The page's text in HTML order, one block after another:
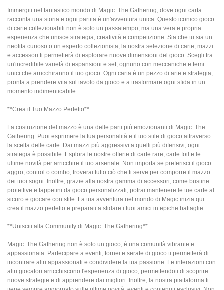
Immergiti nel fantastico mondo di Magic: The Gathering, dove ogni carta
racconta una storia e ogni partita è un'avventura unica. Questo iconico gioco
di carte collezionabili non è solo un passatempo, ma una vera e propria
esperienza che unisce strategia, creatività e competizione. Sia che tu sia un
neofita curioso o un esperto collezionista, la nostra selezione di carte, mazzi
e accessori ti permetterà di esplorare nuove dimensioni del gioco. Scegli tra
un'incredibile varietà di espansioni e set, ognuno con meccaniche e temi
unici che arricchiranno il tuo gioco. Ogni carta è un pezzo di arte e strategia,
pronta a prendere vita sul tavolo da gioco e a trasformare ogni sfida in un
momento indimenticabile.
**Crea il Tuo Mazzo Perfetto**
La costruzione del mazzo è una delle parti più emozionanti di Magic: The
Gathering. Puoi esprimere la tua personalità e il tuo stile di gioco attraverso
la scelta delle carte. Dai mazzi più aggressivi a quelli più difensivi, ogni
strategia è possibile. Esplora le nostre offerte di carte rare, carte foil e le
ultime novità per arricchire il tuo arsenale. Non importa se preferisci il gioco
aggro, control o combo, troverai tutto ciò che ti serve per comporre il mazzo
dei tuoi sogni. Inoltre, grazie alla nostra gamma di accessori, come bustine
protettive e tappetini da gioco personalizzati, potrai mantenere le tue carte al
sicuro e giocare con stile. La tua avventura nel mondo di Magic inizia qui:
crea il mazzo perfetto e preparati a sfidare i tuoi amici in epiche battaglie.
**Unisciti alla Community di Magic: The Gathering**
Magic: The Gathering non è solo un gioco; è una comunità vibrante e
appassionata. Partecipare a eventi, tornei e serate di gioco ti permetterà di
incontrare altri appassionati e condividere la tua passione. Le interazioni con
altri giocatori arricchiscono l'esperienza di gioco, permettendoti di scoprire
nuove strategie e di apprendere dai migliori. Inoltre, la nostra piattaforma ti